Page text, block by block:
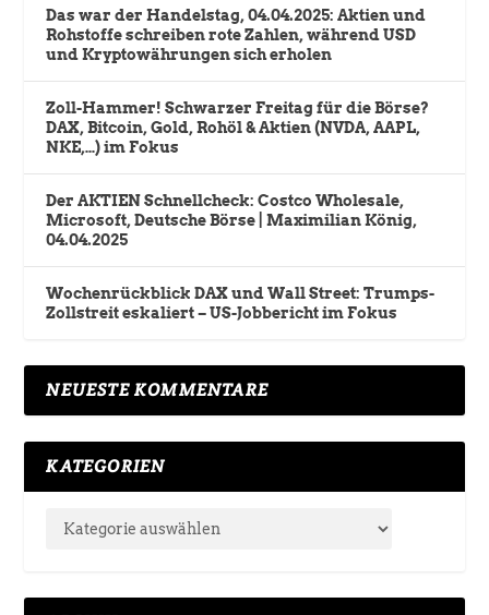
Das war der Handelstag, 04.04.2025: Aktien und
Rohstoffe schreiben rote Zahlen, während USD
und Kryptowährungen sich erholen
Zoll-Hammer! Schwarzer Freitag für die Börse?
DAX, Bitcoin, Gold, Rohöl & Aktien (NVDA, AAPL,
NKE,…) im Fokus
Der AKTIEN Schnellcheck: Costco Wholesale,
Microsoft, Deutsche Börse | Maximilian König,
04.04.2025
Wochenrückblick DAX und Wall Street: Trumps-
Zollstreit eskaliert – US-Jobbericht im Fokus
NEUESTE KOMMENTARE
KATEGORIEN